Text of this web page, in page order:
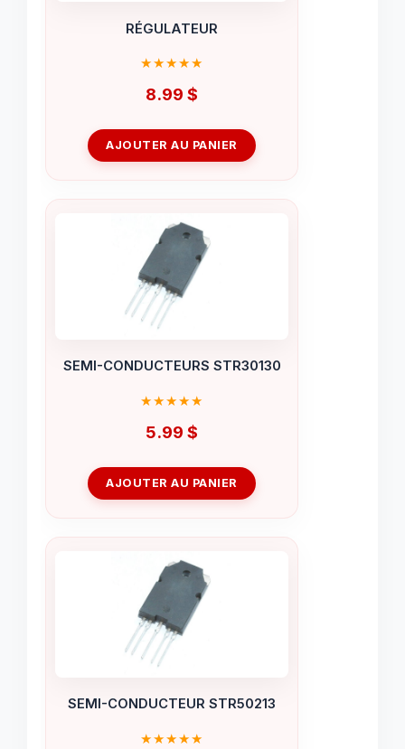
RÉGULATEUR
8.99 $
AJOUTER AU PANIER
SEMI-CONDUCTEURS STR30130
5.99 $
AJOUTER AU PANIER
SEMI-CONDUCTEUR STR50213